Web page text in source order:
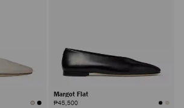
Margot Flat
₱45,500